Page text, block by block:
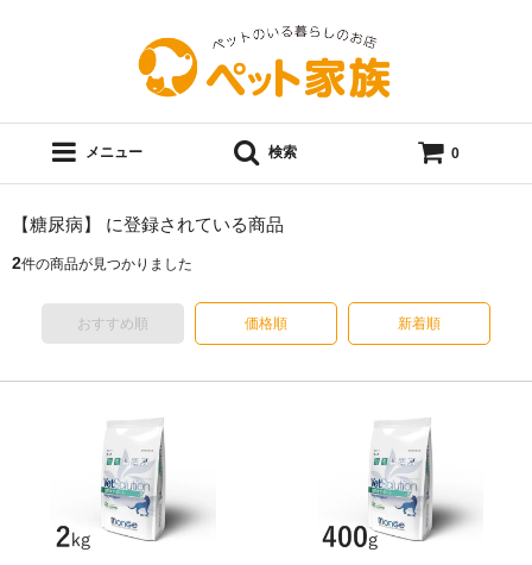
メニュー 検索 0
【糖尿病】 に登録されている商品
2件の商品が見つかりました
おすすめ順 価格順 新着順